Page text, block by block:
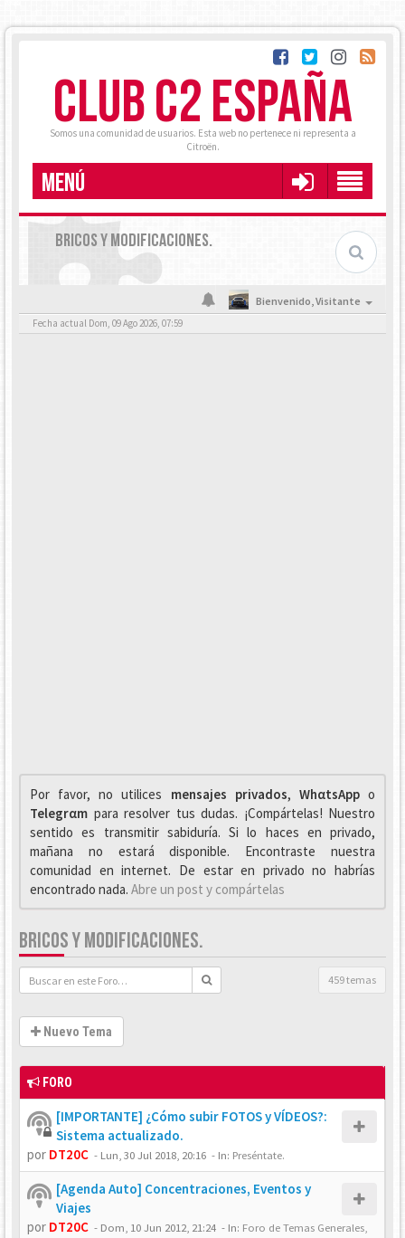
CLUB C2 ESPAÑA
Somos una comunidad de usuarios. Esta web no pertenece ni representa a
Citroën.
MENÚ
BRICOS Y MODIFICACIONES.
Bienvenido,Visitante
Fecha actual Dom, 09 Ago 2026, 07:59
Por favor, no utilices mensajes privados, WhαtsAppo
Telegrαm para resolver tus dudas. ¡Compártelas! Nuestro
sentido es transmitir sabiduría. Si lo haces en privado,
mañana no estará disponible. Encontraste nuestra
comunidad en internet. De estar en privado no habrías
encontrado nada. Abre un post y compártelas
BRICOS Y MODIFICACIONES.
459 temas
Nuevo Tema
FORO
[IMPORTANTE] ¿Cómo subir FOTOS y VÍDEOS?:
Sistema actualizado.
por DT20C - Lun, 30 Jul 2018, 20:16 - In: Preséntate.
[Agenda Auto] Concentraciones, Eventos y
Viajes
por DT20C - Dom, 10 Jun 2012, 21:24 - In: Foro de Temas Generales,